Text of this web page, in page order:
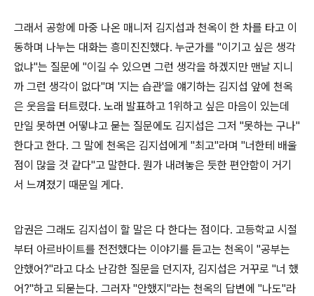
그래서 공항에 마중 나온 매니저 김지섭과 천옥이 한 차를 타고 이
동하며 나누는 대화는 흥미진진했다. 누군가를 "이기고 싶은 생각
없냐"는 질문에 "이길 수 있으면 그런 생각을 하겠지만 맨날 지니
까 그런 생각이 없다"며 '지는 습관'을 얘기하는 김지섭 앞에 천옥
은 웃음을 터트렸다. 노래 발표하고 1위하고 싶은 마음이 있는데
만일 못하면 어떻냐고 묻는 질문에도 김지섭은 그저 "못하는 구나"
한다고 한다. 그 말에 천옥은 김지섭에게 "최고"라며 "너한테 배울
점이 많을 것 같다"고 말한다. 뭔가 내려놓은 듯한 편안함이 거기
서 느껴졌기 때문일 게다.
압권은 그래도 김지섭이 할 말은 다 한다는 점이다. 고등학교 시절
부터 아르바이트를 전전했다는 이야기를 듣고는 천옥이 "공부는
안했어?"라고 다소 난감한 질문을 던지자, 김지섭은 거꾸로 "너 했
어?"하고 되묻는다. 그러자 "안했지"라는 천옥의 답변에 "나도"라